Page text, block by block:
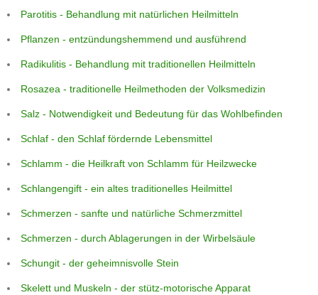
Parotitis - Behandlung mit natürlichen Heilmitteln
Pflanzen - entzündungshemmend und ausführend
Radikulitis - Behandlung mit traditionellen Heilmitteln
Rosazea - traditionelle Heilmethoden der Volksmedizin
Salz - Notwendigkeit und Bedeutung für das Wohlbefinden
Schlaf - den Schlaf fördernde Lebensmittel
Schlamm - die Heilkraft von Schlamm für Heilzwecke
Schlangengift - ein altes traditionelles Heilmittel
Schmerzen - sanfte und natürliche Schmerzmittel
Schmerzen - durch Ablagerungen in der Wirbelsäule
Schungit - der geheimnisvolle Stein
Skelett und Muskeln - der stütz-motorische Apparat